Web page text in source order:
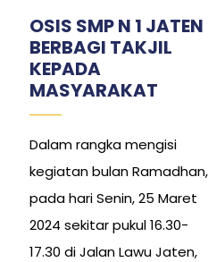
OSIS SMP N 1 JATEN
BERBAGI TAKJIL
KEPADA
MASYARAKAT
Dalam rangka mengisi
kegiatan bulan Ramadhan,
pada hari Senin, 25 Maret
2024 sekitar pukul 16.30-
17.30 di Jalan Lawu Jaten,